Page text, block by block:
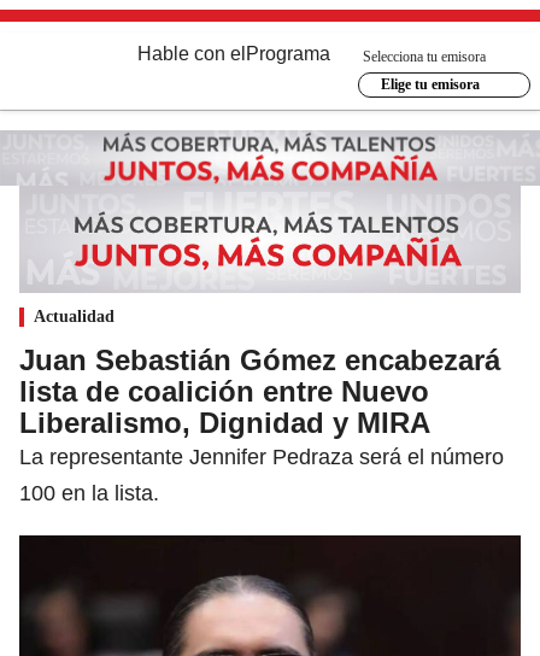
Hable con el Programa
Selecciona tu emisora
Elige tu emisora
Actualidad
Juan Sebastián Gómez encabezará
lista de coalición entre Nuevo
Liberalismo, Dignidad y MIRA
La representante Jennifer Pedraza será el número
100 en la lista.